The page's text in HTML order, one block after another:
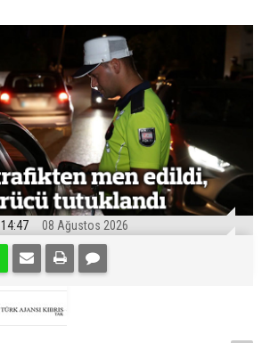
14:47 08 Ağustos 2026